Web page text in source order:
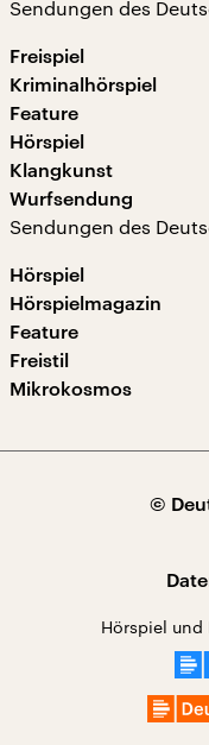
Sendungen des
Freispiel
Kriminalhörspiel
Feature
Hörspiel
Klangkunst
Wurfsendung
Sendungen des
Hörspiel
Hörspielmagazin
Feature
Freistil
Mikrokosmos
©
Hörspiel